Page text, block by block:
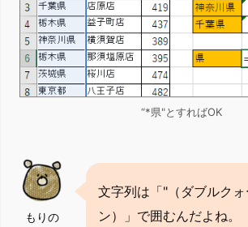
“*県"とすればOK
もりの
文字列は「"（ダブルクォ
ン）」で囲むんだよね。